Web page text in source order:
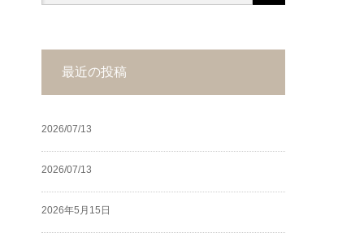
最近の投稿
2026/07/13
2026/07/13
2026年5月15日